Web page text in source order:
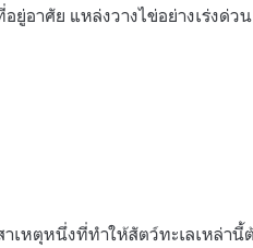
ยู่อาศัย แหล่งวางไข่อย่างเร่งด่วน
เหตุหนึ่งที่ทำให้สัตว์ทะเลเหล่านี้